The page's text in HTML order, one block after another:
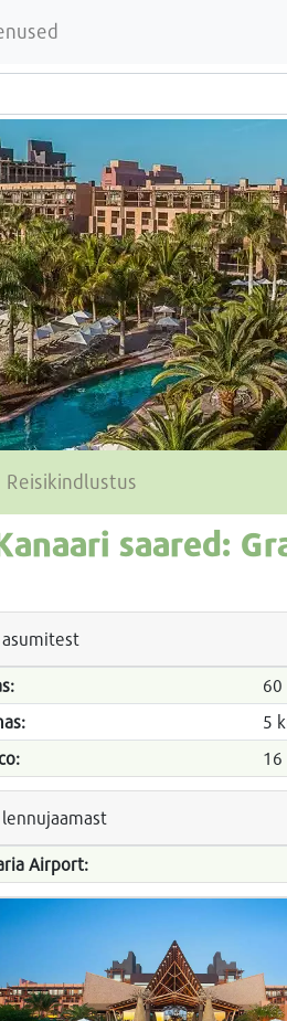
Reisikindlustus
saared:
asumitest
60
5
16
lennujaamast
Airport: